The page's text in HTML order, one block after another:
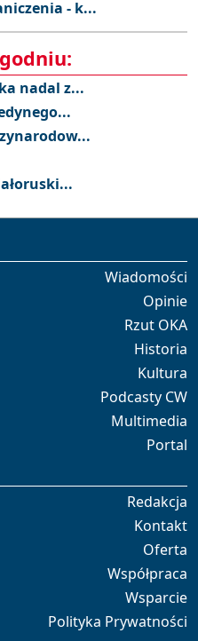
- k...
nadal z...
Wiadomości
Opinie
Rzut OKA
Historia
Kultura
Podcasty CW
Multimedia
Portal
Redakcja
Kontakt
Oferta
Współpraca
Wsparcie
Polityka Prywatności